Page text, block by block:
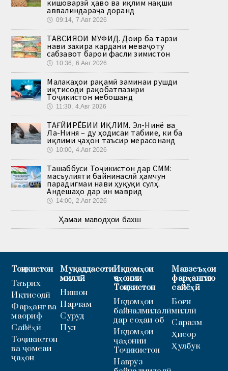
кишоварзӣ ҳаво ва иқлим нақши
аввалиндараҷа доранд
🕔 09:14, 7.Авг 2026
ТАВСИЯҲОИ МУФИД. Доир ба тарзи
нави захира кардани меваҷоту
сабзавот барои фасли зимистон
🕔 10:36, 6.Авг 2026
Малакаҳои рақамӣ заминаи рушди
иқтисоди рақобатпазири
Тоҷикистон мебошанд
🕔 11:30, 4.Авг 2026
ТАҒЙИРЁБИИ ИҚЛИМ. Эл-Нинё ва
Ла-Ниня – ду ҳодисаи табиие, ки ба
иқлими ҷаҳон таъсир мерасонанд
🕔 10:00, 4.Авг 2026
Ташаббуси Тоҷикистон дар СММ:
масъулияти байнинаслӣ ҳамчун
парадигмаи нави ҳуқуқи сулҳ.
Андешаҳо дар ин маврид
🕔 14:00, 2.Авг 2026
Ҳамаи маводҳои бахш
Тоҷикистон
Таърих
Иқтисодӣ
Фарҳанг ва
маориф
Сайёҳӣ
Тоҷикистон
ва ҷомеаи
ҷаҳон
Муқаддасоти
миллӣ
Нишон
Парчам
Суруд
Пул
Иқдомҳои
ҷаҳонии
Тоҷикистон
Иқдомҳои
байналмилалӣ
дар соҳаи об
Иқдомҳои
ҷаҳонии
Тоҷикистон
Наврӯз
Мавзеъҳои
фарҳангию
сайёҳӣ
Боғи
миллӣ
Саразм
Ҳисор
Ҳулбук